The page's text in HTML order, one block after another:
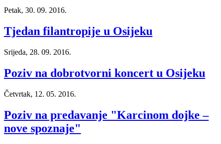
Petak, 30. 09. 2016.
Tjedan filantropije u Osijeku
Srijeda, 28. 09. 2016.
Poziv na dobrotvorni koncert u Osijeku
Četvrtak, 12. 05. 2016.
Poziv na predavanje "Karcinom dojke –
nove spoznaje"